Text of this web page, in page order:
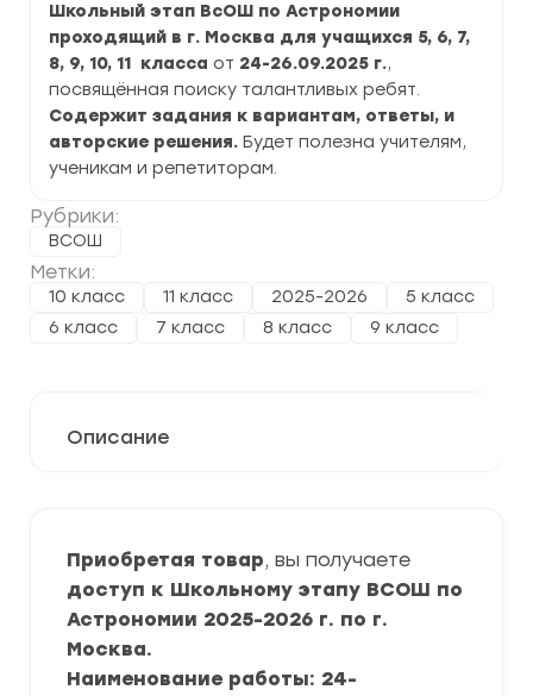
Школьный этап ВсОШ по Астрономии
проходящий в г. Москва для учащихся 5, 6, 7,
8, 9, 10, 11 класса от 24-26.09.2025 г.,
посвящённая поиску талантливых ребят.
Содержит задания к вариантам, ответы, и
авторские решения. Будет полезна учителям,
ученикам и репетиторам.
Рубрики:
ВСОШ
Метки:
10 класс 11 класс 2025-2026
5 класс
6 класс
7 класс 8 класс 9 класс
Астрономии
2025-
2026
г.
по
г.
Москва
задания
и
Описание
Приобретая товар, вы получаете
доступ к Школьному этапу ВСОШ по
Астрономии 2025-2026 г. по г.
Москва.
Наименование работы: 24-